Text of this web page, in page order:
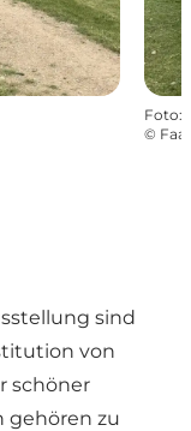
Foto:
©
sind
von
schöner
gehören zu